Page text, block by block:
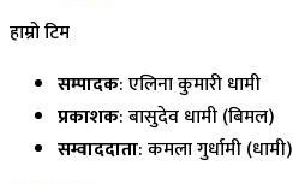
हाम्रो टिम
सम्पादक: एलिना कुमारी धामी
प्रकाशक: बासुदेव धामी (बिमल)
सम्वाददाता: कमला गुर्धामी (धामी)